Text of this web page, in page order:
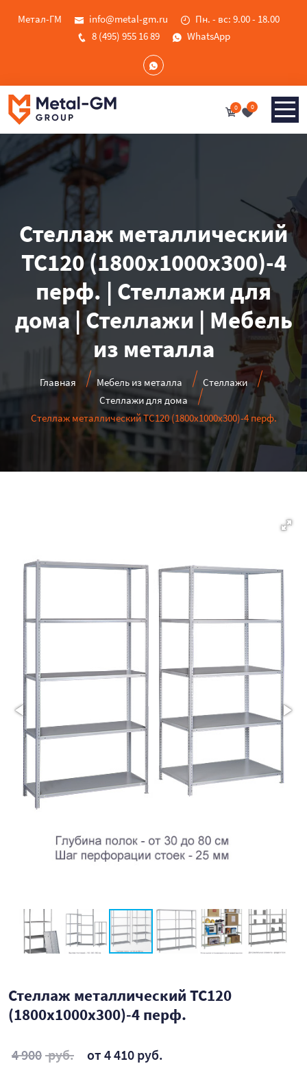
Метал-ГМ info@metal-gm.ru
Пн. - вс: 9.00 - 18.00
8 (495) 955 16 89
WhatsApp
0 0
Стеллаж металлический
ТС120 (1800х1000х300)-4
перф. | Стеллажи для
дома | Стеллажи | Мебель
из металла
Главная Мебель из металла
Стеллажи
Стеллажи для дома
Стеллаж металлический ТС120 (1800х1000х300)-4 перф.
Стеллаж металлический ТС120
(1800х1000х300)-4 перф.
4 900 руб. от 4 410 руб.